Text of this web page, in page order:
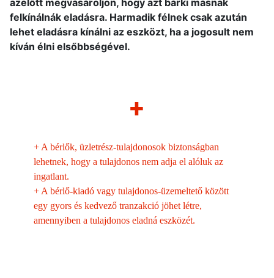
azelőtt megvásároljon, hogy azt bárki másnak
felkínálnák eladásra. Harmadik félnek csak azután
lehet eladásra kínálni az eszközt, ha a jogosult nem
kíván élni elsőbbségével.
+
+A bérlők, üzletrész-tulajdonosok biztonságban
lehetnek, hogy a tulajdonos nem adja el alóluk az
ingatlant.
+A bérlő-kiadó vagy tulajdonos-üzemeltető között
egy gyors és kedvező tranzakció jöhet létre,
amennyiben a tulajdonos eladná eszközét.